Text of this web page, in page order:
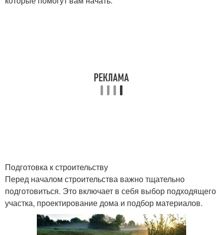
Подготовка к строительству
Перед началом строительства важно тщательно
подготовиться. Это включает в себя выбор подходящего
участка, проектирование дома и подбор материалов.